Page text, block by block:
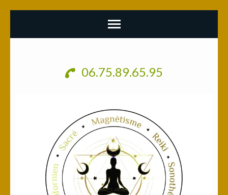
06.75.89.65.95